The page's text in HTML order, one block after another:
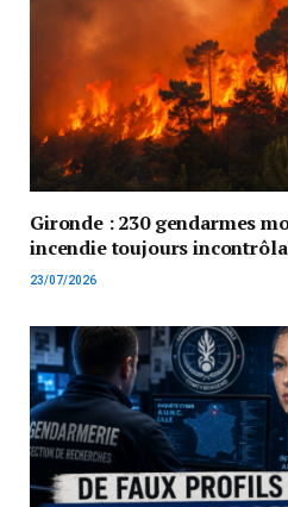
Gironde : 230 gendarmes
incendie toujours
23/07/2026